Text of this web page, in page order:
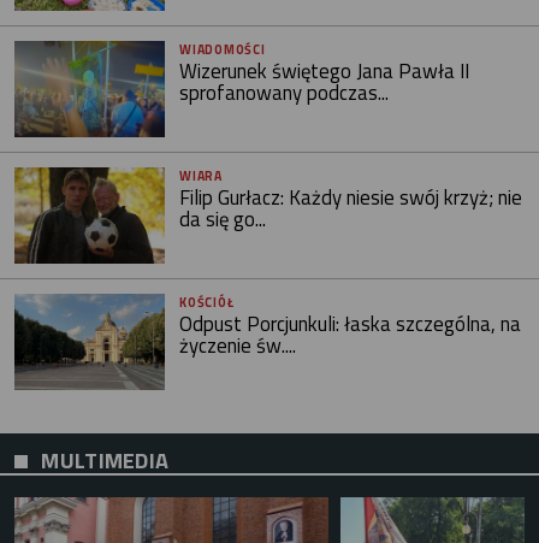
WIADOMOŚCI
Wizerunek świętego Jana Pawła II
sprofanowany podczas...
WIARA
Filip Gurłacz: Każdy niesie swój krzyż; nie
da się go...
KOŚCIÓŁ
Odpust Porcjunkuli: łaska szczególna, na
życzenie św....
MULTIMEDIA